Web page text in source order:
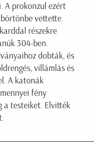
A prokonzul ezért
vettette.
részekre
304-ben.
dobták, és
villámlás és
A katonák
fény
testeiket. Elvitték